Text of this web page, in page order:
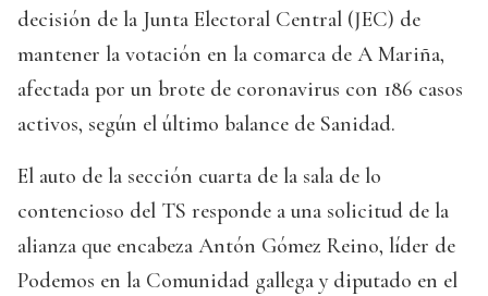
decisión de la Junta Electoral Central (JEC) de
mantener la votación en la comarca de A Mariña,
afectada por un brote de coronavirus con 186 casos
activos, según el último balance de Sanidad.
El auto de la sección cuarta de la sala de lo
contencioso del TS responde a una solicitud de la
alianza que encabeza Antón Gómez Reino, líder de
Podemos en la Comunidad gallega y diputado en el